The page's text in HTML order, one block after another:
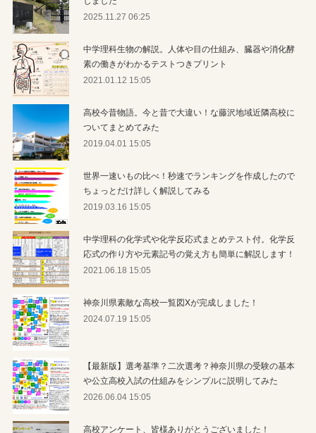
2025.11.27 06:25
中学理科生物の解説。人体や目の仕組み、臓器や消化酵
素の働きがわかるテストつきプリント
2021.01.12 15:05
高校今昔物語。今と昔で大違い！な藤沢地域近隣高校に
ついてまとめてみた
2019.04.01 15:05
世界一速いもの比べ！秒速でランキングを作成したので
ちょっとだけ詳しく解説してみる
2019.03.16 15:05
中学理科の化学式や化学反応式まとめテスト付。化学反
応式の作り方や元素記号の覚え方も簡単に解説します！
2021.06.18 15:05
神奈川県素敵な高校一覧図Xが完成しました！
2024.07.19 15:05
【最新版】選考基準？二次選考？神奈川県の受験の基本
や公立高校入試の仕組みをシンプルに説明してみた
2026.06.04 15:05
高校アンケート、皆様ありがとうございました！